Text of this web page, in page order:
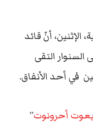
أنّ قائد
التقى
في أحد الأنفاق.
أحرونوت”